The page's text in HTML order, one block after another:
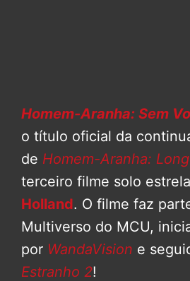
Homem-Aranha: Sem
o título oficial da
de Homem-Aranha:
terceiro filme solo
Holland. O filme faz
Multiverso do MCU,
por WandaVision e
Estranho 2!